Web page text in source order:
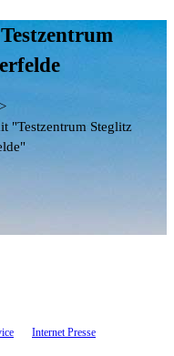
>
"Testzentrum Steglitz
Internet Presse